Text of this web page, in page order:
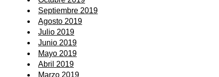
Septiembre 2019
Agosto 2019
Julio 2019
Junio 2019
Mayo 2019
Abril 2019
Marzo 2019